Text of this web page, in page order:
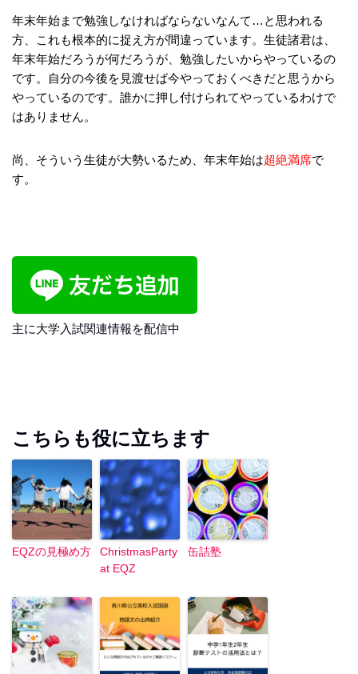
年末年始まで勉強しなければならないなんて…と思われる
方、これも根本的に捉え方が間違っています。生徒諸君は、
年末年始だろうが何だろうが、勉強したいからやっているの
です。自分の今後を見渡せば今やっておくべきだと思うから
やっているのです。誰かに押し付けられてやっているわけで
はありません。
尚、そういう生徒が大勢いるため、年末年始は超絶満席で
す。
主に大学入試関連情報を配信中
こちらも役に立ちます
EQZの見極め方
ChristmasParty
at EQZ
缶詰塾